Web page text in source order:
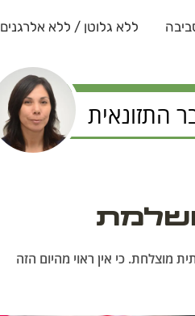
ללא גלוטן / ללא אלרגנים
התזונאית
מוצלחת. כי אין ראוי מהיום הזה